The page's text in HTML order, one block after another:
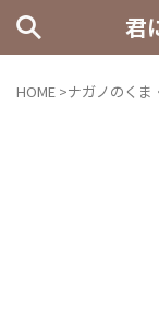
君
HOME >ナガノのくま